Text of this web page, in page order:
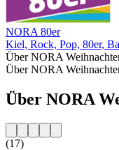
NORA 80er
Kiel, Rock, Pop, 80er,
Über NORA
Über NORA
Über NORA
(17)